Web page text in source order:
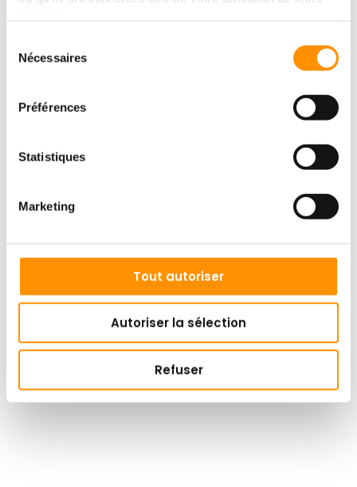
Nécessaires
Préférences
Statistiques
Marketing
Tout autoriser
Autoriser la sélection
Refuser